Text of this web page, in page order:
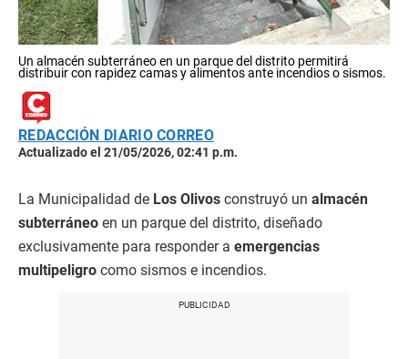
Un almacén subterráneo en un parque del distrito permitirá
distribuir con rapidez camas y alimentos ante incendios o sismos.
REDACCIÓN DIARIO CORREO
Actualizado el 21/05/2026, 02:41 p.m.
La Municipalidad de Los Olivos construyó un almacén
subterráneo en un parque del distrito, diseñado
exclusivamente para responder a emergencias
multipeligro como sismos e incendios.